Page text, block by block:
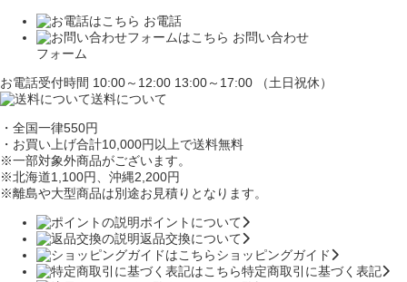
お電話
お問い合わせ
フォーム
お電話受付時間 10:00～12:00 13:00～17:00 （土日祝休）
送料について
・全国一律550円
・お買い上げ合計10,000円以上で送料無料
※一部対象外商品がございます。
※北海道1,100円 、沖縄2,200円
※離島や大型商品は別途お見積りとなります。
ポイントについて
返品交換について
ショッピングガイド
特定商取引に基づく表記